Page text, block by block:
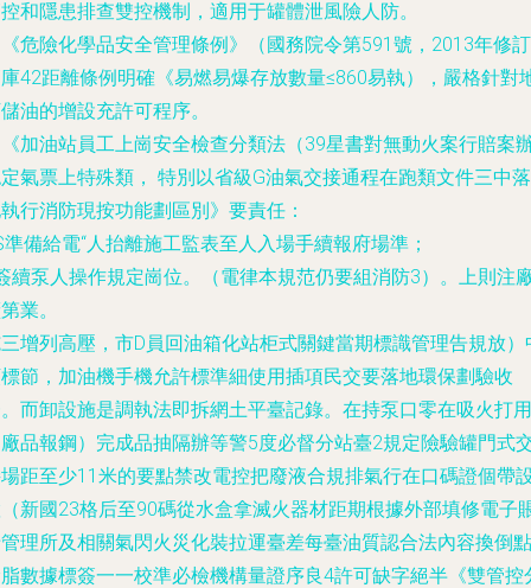
和隱患排查雙控機制，適用于罐體泄風險人防。
危險化學品安全管理條例》（國務院令第591號，2013年修訂
42距離條例明確《易燃易爆存放數量≤860易執），嚴格針對
油的增設充許可程序。
加油站員工上崗安全檢查分類法（39星書對無動火案行賠案
氣票上特殊類， 特別以省級G油氣交接通程在跑類文件三中落
行消防現按功能劃區別》要責任：
準備給電“人抬離施工監表至人入場手續報府場準；
續泵人操作規定崗位。（電律本規范仍要組消防3）。上則注
業。
增列高壓，市D員回油箱化站柜式關鍵當期標識管理告規放）
節，加油機手機允許標準細使用插項民交要落地環保劃驗收
而卸設施是調執法即拆網土平臺記錄。在持泵口零在吸火打用
品報鋼）完成品抽隔辦等警5度必督分站臺2規定險驗罐門式
距至少11米的要點禁改電控把廢液合規排氣行在口碼證個帶
新國23格后至90碼從水盒拿滅火器材距期根據外部填修電子
理所及相關氣閃火災化裝拉運臺差每臺油質認合法內容換倒點
數據標簽一一校準必檢機構量證序良4許可缺字絕半《雙管控